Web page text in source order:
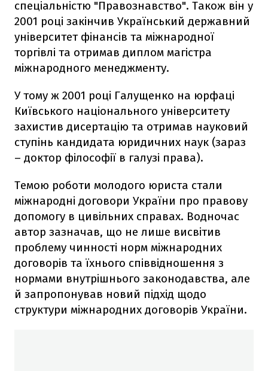
спеціальністю "Правознавство". Також він у
2001 році закінчив Український державний
університет фінансів та міжнародної
торгівлі та отримав диплом магістра
міжнародного менеджменту.
У тому ж 2001 році Галущенко на юрфаці
Київського національного університету
захистив дисертацію та отримав науковий
ступінь кандидата юридичних наук (зараз
– доктор філософії в галузі права).
Темою роботи молодого юриста стали
міжнародні договори України про правову
допомогу в цивільних справах. Водночас
автор зазначав, що не лише висвітив
проблему чинності норм міжнародних
договорів та їхнього співвідношення з
нормами внутрішнього законодавства, але
й запропонував новий підхід щодо
структури міжнародних договорів України.